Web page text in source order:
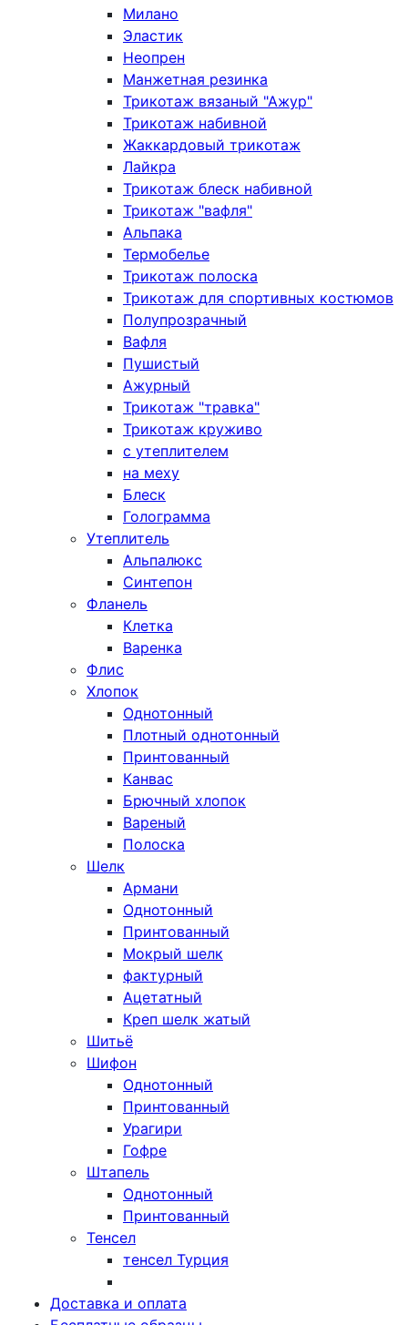
Милано
Эластик
Неопрен
Манжетная резинка
Трикотаж вязаный "Ажур"
Трикотаж набивной
Жаккардовый трикотаж
Лайкра
Трикотаж блеск набивной
Трикотаж "вафля"
Альпака
Термобелье
Трикотаж полоска
Трикотаж для спортивных костюмов
Полупрозрачный
Вафля
Пушистый
Ажурный
Трикотаж "травка"
Трикотаж круживо
с утеплителем
на меху
Блеск
Голограмма
Утеплитель
Альпалюкс
Синтепон
Фланель
Клетка
Варенка
Флис
Хлопок
Однотонный
Плотный однотонный
Принтованный
Канвас
Брючный хлопок
Вареный
Полоска
Шелк
Армани
Однотонный
Принтованный
Мокрый шелк
фактурный
Ацетатный
Креп шелк жатый
Шитьё
Шифон
Однотонный
Принтованный
Урагири
Гофре
Штапель
Однотонный
Принтованный
Тенсел
тенсел Турция
Доставка и оплата